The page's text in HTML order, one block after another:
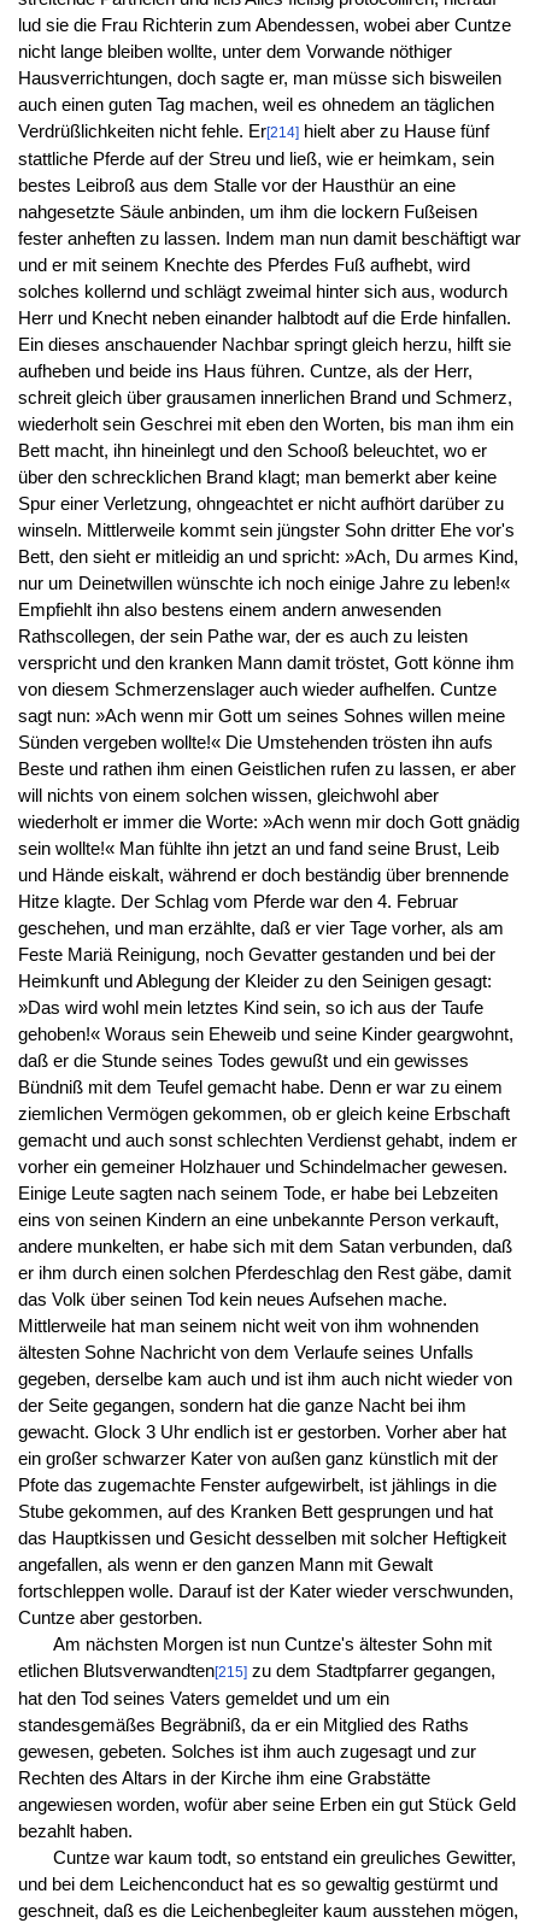
lud sie die Frau Richterin zum Abendessen, wobei aber Cuntze
nicht lange bleiben wollte, unter dem Vorwande nöthiger
Hausverrichtungen, doch sagte er, man müsse sich bisweilen
auch einen guten Tag machen, weil es ohnedem an täglichen
Verdrüßlichkeiten nicht fehle. Er[214]hielt aber zu Hause fünf
stattliche Pferde auf der Streu und ließ, wie er heimkam, sein
bestes Leibroß aus dem Stalle vor der Hausthür an eine
nahgesetzte Säule anbinden, um ihm die lockern Fußeisen
fester anheften zu lassen. Indem man nun damit beschäftigt war
und er mit seinem Knechte des Pferdes Fuß aufhebt, wird
solches kollernd und schlägt zweimal hinter sich aus, wodurch
Herr und Knecht neben einander halbtodt auf die Erde hinfallen.
Ein dieses anschauender Nachbar springt gleich herzu, hilft sie
aufheben und beide ins Haus führen. Cuntze, als der Herr,
schreit gleich über grausamen innerlichen Brand und Schmerz,
wiederholt sein Geschrei mit eben den Worten, bis man ihm ein
Bett macht, ihn hineinlegt und den Schooß beleuchtet, wo er
über den schrecklichen Brand klagt; man bemerkt aber keine
Spur einer Verletzung, ohngeachtet er nicht aufhört darüber zu
winseln. Mittlerweile kommt sein jüngster Sohn dritter Ehe vor's
Bett, den sieht er mitleidig an und spricht: »Ach, Du armes Kind,
nur um Deinetwillen wünschte ich noch einige Jahre zu leben!«
Empfiehlt ihn also bestens einem andern anwesenden
Rathscollegen, der sein Pathe war, der es auch zu leisten
verspricht und den kranken Mann damit tröstet, Gott könne ihm
von diesem Schmerzenslager auch wieder aufhelfen. Cuntze
sagt nun: »Ach wenn mir Gott um seines Sohnes willen meine
Sünden vergeben wollte!« Die Umstehenden trösten ihn aufs
Beste und rathen ihm einen Geistlichen rufen zu lassen, er aber
will nichts von einem solchen wissen, gleichwohl aber
wiederholt er immer die Worte: »Ach wenn mir doch Gott gnädig
sein wollte!« Man fühlte ihn jetzt an und fand seine Brust, Leib
und Hände eiskalt, während er doch beständig über brennende
Hitze klagte. Der Schlag vom Pferde war den 4. Februar
geschehen, und man erzählte, daß er vier Tage vorher, als am
Feste Mariä Reinigung, noch Gevatter gestanden und bei der
Heimkunft und Ablegung der Kleider zu den Seinigen gesagt:
»Das wird wohl mein letztes Kind sein, so ich aus der Taufe
gehoben!« Woraus sein Eheweib und seine Kinder geargwohnt,
daß er die Stunde seines Todes gewußt und ein gewisses
Bündniß mit dem Teufel gemacht habe. Denn er war zu einem
ziemlichen Vermögen gekommen, ob er gleich keine Erbschaft
gemacht und auch sonst schlechten Verdienst gehabt, indem er
vorher ein gemeiner Holzhauer und Schindelmacher gewesen.
Einige Leute sagten nach seinem Tode, er habe bei Lebzeiten
eins von seinen Kindern an eine unbekannte Person verkauft,
andere munkelten, er habe sich mit dem Satan verbunden, daß
er ihm durch einen solchen Pferdeschlag den Rest gäbe, damit
das Volk über seinen Tod kein neues Aufsehen mache.
Mittlerweile hat man seinem nicht weit von ihm wohnenden
ältesten Sohne Nachricht von dem Verlaufe seines Unfalls
gegeben, derselbe kam auch und ist ihm auch nicht wieder von
der Seite gegangen, sondern hat die ganze Nacht bei ihm
gewacht. Glock 3 Uhr endlich ist er gestorben. Vorher aber hat
ein großer schwarzer Kater von außen ganz künstlich mit der
Pfote das zugemachte Fenster aufgewirbelt, ist jählings in die
Stube gekommen, auf des Kranken Bett gesprungen und hat
das Hauptkissen und Gesicht desselben mit solcher Heftigkeit
angefallen, als wenn er den ganzen Mann mit Gewalt
fortschleppen wolle. Darauf ist der Kater wieder verschwunden,
Cuntze aber gestorben.
Am nächsten Morgen ist nun Cuntze's ältester Sohn mit
etlichen Blutsverwandten[215]zu dem Stadtpfarrer gegangen,
hat den Tod seines Vaters gemeldet und um ein
standesgemäßes Begräbniß, da er ein Mitglied des Raths
gewesen, gebeten. Solches ist ihm auch zugesagt und zur
Rechten des Altars in der Kirche ihm eine Grabstätte
angewiesen worden, wofür aber seine Erben ein gut Stück Geld
bezahlt haben.
Cuntze war kaum todt, so entstand ein greuliches Gewitter,
und bei dem Leichenconduct hat es so gewaltig gestürmt und
geschneit, daß es die Leichenbegleiter kaum ausstehen mögen,